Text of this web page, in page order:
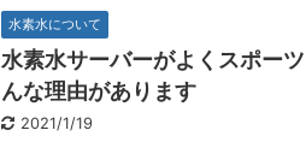
水素水について
水素水サーバーがよくスポー
んな理由があります
2021/1/19